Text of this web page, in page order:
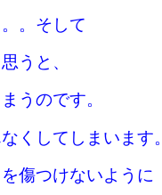
。そして
うと、
うのです。
くしてしまいます。
傷つけないように